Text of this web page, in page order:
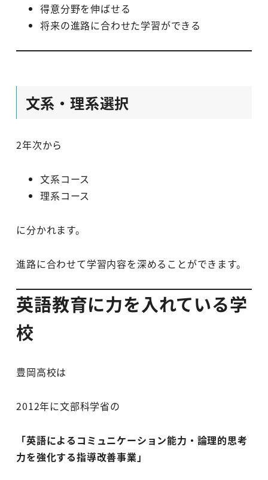
得意分野を伸ばせる
将来の進路に合わせた学習ができる
文系・理系選択
2年次から
文系コース
理系コース
に分かれます。
進路に合わせて学習内容を深めることができます。
英語教育に力を入れている学
校
豊岡高校は
2012年に文部科学省の
「英語によるコミュニケーション能力・論理的思考
力を強化する指導改善事業」